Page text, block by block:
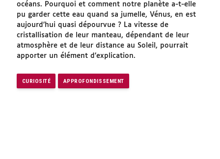
océans. Pourquoi et comment notre planète a-t-elle
pu garder cette eau quand sa jumelle, Vénus, en est
aujourd’hui quasi dépourvue ? La vitesse de
cristallisation de leur manteau, dépendant de leur
atmosphère et de leur distance au Soleil, pourrait
apporter un élément d’explication.
CURIOSITÉ APPROFONDISSEMENT